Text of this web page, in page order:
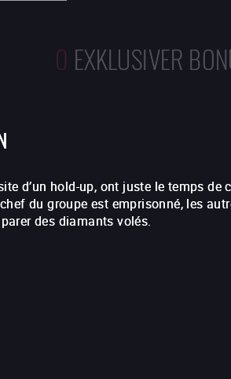
0 EXKLUSIVER
d’un hold-up, ont juste le temps de
du groupe est emprisonné, les
des diamants volés.